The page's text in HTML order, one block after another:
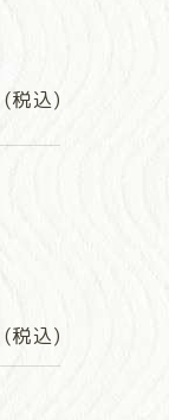
(税込)
税込)